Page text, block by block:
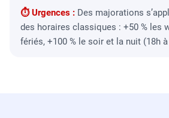
⏱ Urgences : Des majorations
des horaires classiques : +50 % les
fériés, +100 % le soir et la nuit (18h à